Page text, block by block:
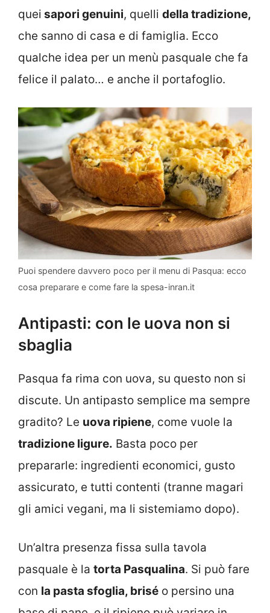
quei sapori genuini, quelli della tradizione,
che sanno di casa e di famiglia. Ecco
qualche idea per un menù pasquale che fa
felice il palato… e anche il portafoglio.
Puoi spendere davvero poco per il menu di Pasqua: ecco
cosa preparare e come fare la spesa-inran.it
Antipasti: con le uova non si
sbaglia
Pasqua fa rima con uova, su questo non si
discute. Un antipasto semplice ma sempre
gradito? Le uova ripiene, come vuole la
tradizione ligure. Basta poco per
prepararle: ingredienti economici, gusto
assicurato, e tutti contenti (tranne magari
gli amici vegani, ma li sistemiamo dopo).
Un’altra presenza fissa sulla tavola
pasquale è la torta Pasqualina. Si può fare
con la pasta sfoglia, brisé o persino una